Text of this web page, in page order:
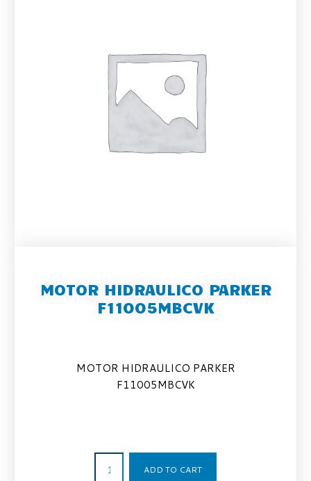
MOTOR HIDRAULICO PARKER
F11005MBCVK
MOTOR HIDRAULICO PARKER
F11005MBCVK
ADD TO CART